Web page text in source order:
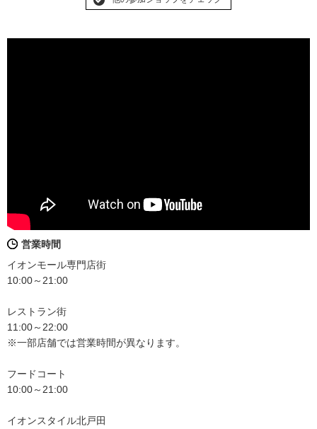
営業時間
イオンモール専門店街
10:00～21:00
レストラン街
11:00～22:00
※一部店舗では営業時間が異なります。
フードコート
10:00～21:00
イオンスタイル北戸田